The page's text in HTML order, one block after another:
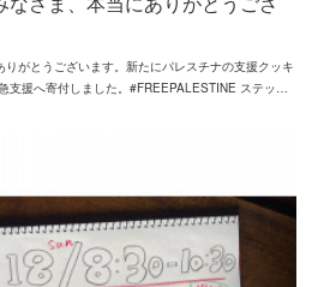
がとうございます。新たにパレスチナの支援クッキ
支援へ寄付しました。#FREEPALESTINE ステッ…